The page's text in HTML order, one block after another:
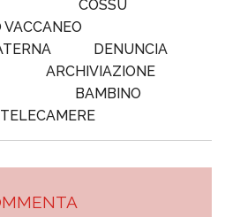
COSSU
VACCANEO
DENUNCIA
ARCHIVIAZIONE
BAMBINO
TELECAMERE